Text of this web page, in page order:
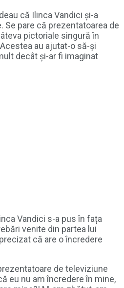
că Ilinca Vandici și-a
Se pare că prezentatoarea de
pictoriale singură în
au ajutat-o să-și
decât și-ar fi imaginat
Vandici s-a pus în fața
venite din partea lui
că are o încredere
de televiziune
eu nu am încredere în mine,